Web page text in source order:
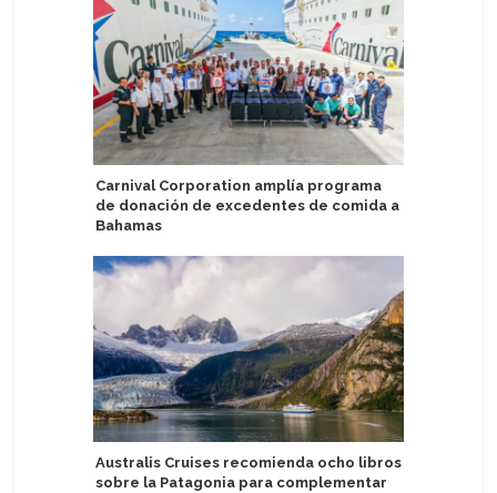
Carnival Corporation amplía programa
de donación de excedentes de comida a
Bahamas
Australis Cruises recomienda ocho libros
sobre la Patagonia para complementar